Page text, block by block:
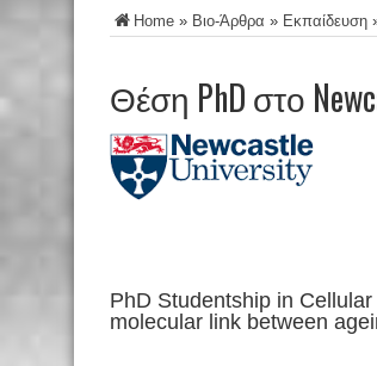
Home » Βιο-Άρθρα » Εκπαίδευση
Θέση PhD στο
PhD Studentship in
molecular link between